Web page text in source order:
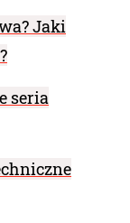
Jaki
seria